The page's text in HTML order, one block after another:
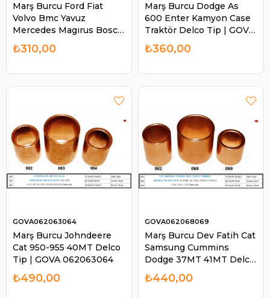
Marş Burcu Ford Fiat
Volvo Bmc Yavuz
Mercedes Magırus Bosch
Tip | GOVA 037038039
₺310,00
Marş Burcu Dodge As
600 Enter Kamyon Case
Traktör Delco Tip | GOVA
053054055
₺360,00
Marş Burcu Johndeere
Cat 950-955 40MT Delco
Tip | GOVA 062063064
GOVA062063064
₺490,00
Marş Burcu Dev Fatih Cat
Samsung Cummins
Dodge 37MT 41MT Delco
Tip | GOVA 062068069
GOVA062068069
₺440,00